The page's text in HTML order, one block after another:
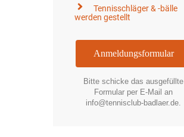
Tennisschläger & -bälle
werden gestellt
Anmeldungsformular
Bitte schicke das ausgefüllte
Formular per E-Mail an
info@tennisclub-badlaer.de.